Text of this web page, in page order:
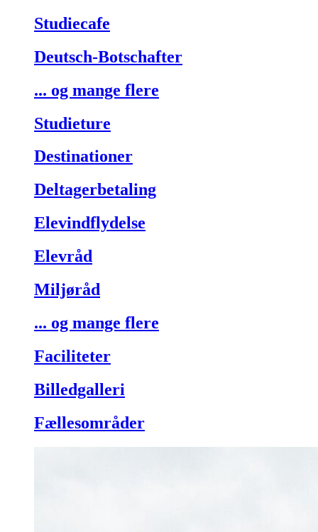
Studiecafe
Deutsch-Botschafter
... og mange flere
Studieture
Destinationer
Deltagerbetaling
Elevindflydelse
Elevråd
Miljøråd
... og mange flere
Faciliteter
Billedgalleri
Fællesområder